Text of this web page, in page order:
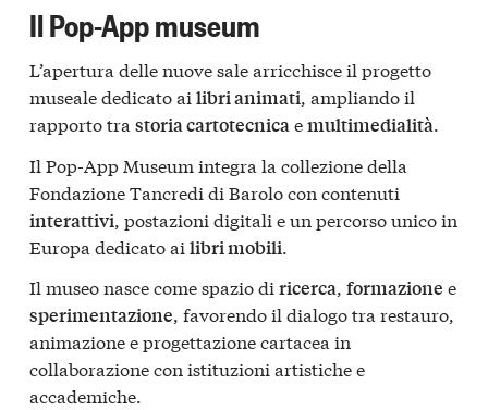
Il Pop-App museum
L’apertura delle nuove sale arricchisce il progetto
museale dedicato ai libri animati, ampliando il
rapporto tra storia cartotecnicaemultimedialità.
Il Pop-App Museum integra la collezione della
Fondazione Tancredi di Barolo con contenuti
interattivi , postazioni digitali e un percorso unico in
Europa dedicato ai libri mobili
Il museo nasce come spazio di ricerca, formazione e
sperimentazione, favorendo il dialogo tra restauro,
animazione e progettazione cartacea in
collaborazione con istituzioni artistiche e
accademiche.